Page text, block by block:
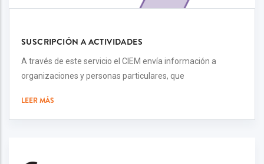
SUSCRIPCIÓN A ACTIVIDADES
A través de este servicio el CIEM envía información a
organizaciones y personas particulares, que
LEER MÁS